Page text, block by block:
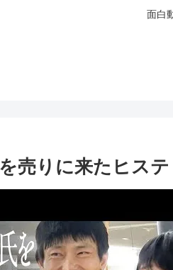
面白
売りに来たヒス